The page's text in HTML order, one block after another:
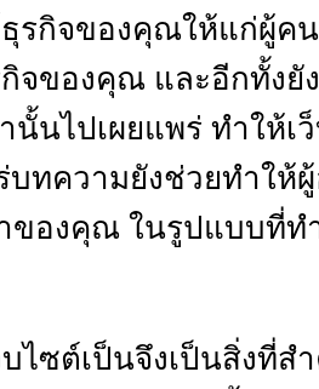
รกิจของคุณให้แก่ผู้ค
จของคุณ และอีกทั้ง
นั้นไปเผยแพร่ ทำให้
บทความยังช่วยทำให้
องคุณ ในรูปแบบที่ท
ไซต์เป็นจึงเป็นสิ่งที่